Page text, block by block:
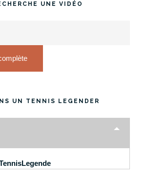
UNE VIDÉO
UN TENNIS LEGENDER